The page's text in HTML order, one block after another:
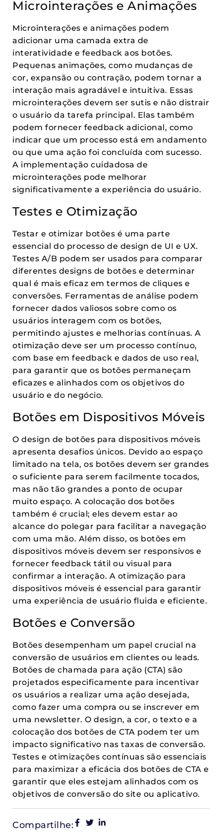
Microinterações e Animações
Microinterações e animações podem
adicionar uma camada extra de
interatividade e feedback aos botões.
Pequenas animações, como mudanças de
cor, expansão ou contração, podem tornar a
interação mais agradável e intuitiva. Essas
microinterações devem ser sutis e não distrair
o usuário da tarefa principal. Elas também
podem fornecer feedback adicional, como
indicar que um processo está em andamento
ou que uma ação foi concluída com sucesso.
A implementação cuidadosa de
microinterações pode melhorar
significativamente a experiência do usuário.
Testes e Otimização
Testar e otimizar botões é uma parte
essencial do processo de design de UI e UX.
Testes A/B podem ser usados para comparar
diferentes designs de botões e determinar
qual é mais eficaz em termos de cliques e
conversões. Ferramentas de análise podem
fornecer dados valiosos sobre como os
usuários interagem com os botões,
permitindo ajustes e melhorias contínuas. A
otimização deve ser um processo contínuo,
com base em feedback e dados de uso real,
para garantir que os botões permaneçam
eficazes e alinhados com os objetivos do
usuário e do negócio.
Botões em Dispositivos Móveis
O design de botões para dispositivos móveis
apresenta desafios únicos. Devido ao espaço
limitado na tela, os botões devem ser grandes
o suficiente para serem facilmente tocados,
mas não tão grandes a ponto de ocupar
muito espaço. A colocação dos botões
também é crucial; eles devem estar ao
alcance do polegar para facilitar a navegação
com uma mão. Além disso, os botões em
dispositivos móveis devem ser responsivos e
fornecer feedback tátil ou visual para
confirmar a interação. A otimização para
dispositivos móveis é essencial para garantir
uma experiência de usuário fluida e eficiente.
Botões e Conversão
Botões desempenham um papel crucial na
conversão de usuários em clientes ou leads.
Botões de chamada para ação (CTA) são
projetados especificamente para incentivar
os usuários a realizar uma ação desejada,
como fazer uma compra ou se inscrever em
uma newsletter. O design, a cor, o texto e a
colocação dos botões de CTA podem ter um
impacto significativo nas taxas de conversão.
Testes e otimizações contínuas são essenciais
para maximizar a eficácia dos botões de CTA e
garantir que eles estejam alinhados com os
objetivos de conversão do site ou aplicativo.
Compartilhe: